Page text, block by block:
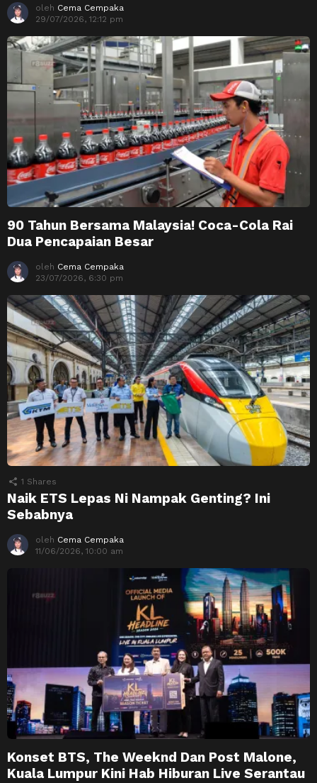
oleh Cema Cempaka
29/07/2026, 12:12 pm
90 Tahun Bersama Malaysia! Coca-Cola Rai
Dua Pencapaian Besar
oleh Cema Cempaka
23/07/2026, 6:30 pm
1 Shares
Naik ETS Lepas Ni Nampak Genting? Ini
Sebabnya
oleh Cema Cempaka
11/06/2026, 10:00 am
Konset BTS, The Weeknd Dan Post Malone,
Kuala Lumpur Kini Hab Hiburan Live Serantau